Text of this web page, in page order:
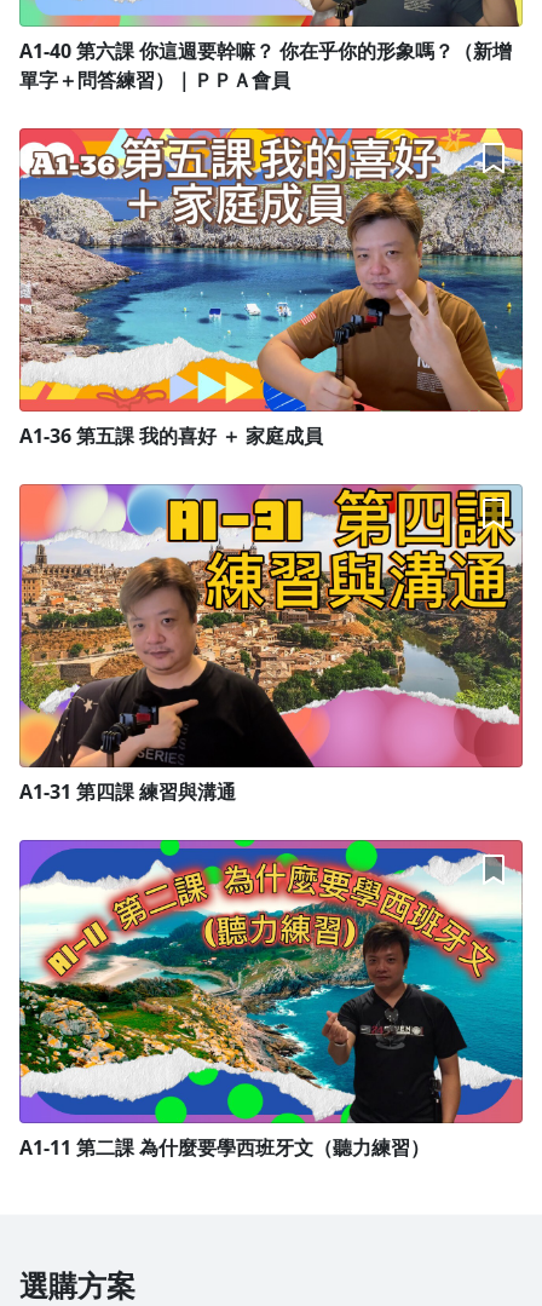
上課須知
上此刻會需要一個google帳號，老師會利用google classroom
當然每次上課的講義、聽力音檔或是課本也都會放在google
classroom 提供大家下載
講師介紹
社會後一直在做跟西語有關的工作，如：中南美國外業務、中西
英三項翻譯、口譯、西班牙文家教等等。
在家教這一塊已經有大約10年的經驗了，已教過數不清的學生
並且成功的幫助他們取得他們想要的目標！
學習一個語言其實不是所有的東西都要硬背！雖然卻是要被一些
單字，但是我會用我累積10年的經驗以及整理過的資料來用很
邏輯性的方式讓大家可以少背，以及用多練習來取代硬背。我沒
有什麼華麗的剪輯技巧，但我可以給你的是扎實的內容！
一個月只需100塊每週都會有一部20~30分鐘左右的內容讓您可
以學習。CP值絕對爆表！
還等什麼呢？快來加入學習西班牙文吧！
A1-40 第六課 你這週要幹嘛？ 你在乎你的形象嗎？（新增
單字＋問答練習）｜ＰＰＡ會員
A1-36 第五課 我的喜好 ＋ 家庭成員
A1-31 第四課 練習與溝通
A1-11 第二課 為什麼要學西班牙文（聽力練習）
選購方案